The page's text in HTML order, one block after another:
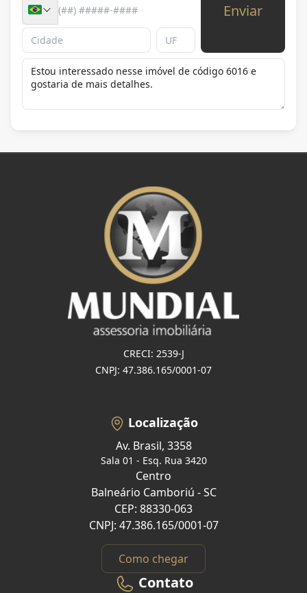
Enviar
CRECI: 2539-J
CNPJ: 47.386.165/0001-07
Localização
Av. Brasil, 3358
Sala 01 - Esq. Rua 3420
Centro
Balneário Camboriú - SC
CEP: 88330-063
CNPJ: 47.386.165/0001-07
Como chegar
Contato